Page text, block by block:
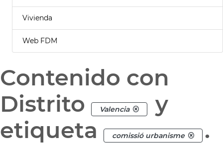
Vivienda
Web FDM
Contenido con
Distrito
Valencia
y
etiqueta
comissió urbanisme .